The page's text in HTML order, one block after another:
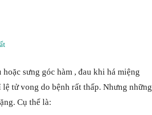
món
sưng góc hàm , đau khi há miệng
tử vong do bệnh rất thấp. Nhưng những
Cụ thể là: